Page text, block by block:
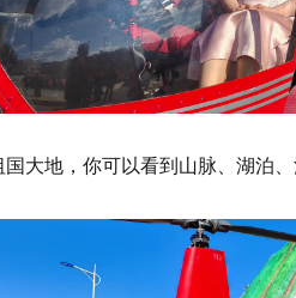
大地，你可以看到山脉、湖泊